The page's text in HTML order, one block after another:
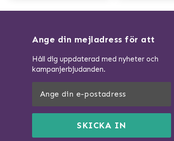
Ange din mejladress för att
Håll dig uppdaterad med nyheter och
kampanjerbjudanden.
SKICKA IN